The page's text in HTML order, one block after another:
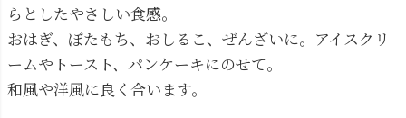
らとしたやさしい食感。
おはぎ、ぼたもち、おしるこ、ぜんざいに。アイスクリ
ームやトースト、パンケーキにのせて。
和風や洋風に良く合います。